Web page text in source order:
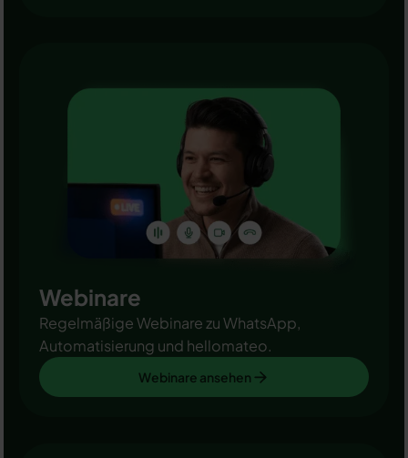
Webinare
Regelmäßige Webinare zu WhatsApp,
Automatisierung und hellomateo.
Webinare ansehen
Webinare ansehen